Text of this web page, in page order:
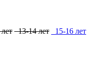
13-14 лет
15-16 лет